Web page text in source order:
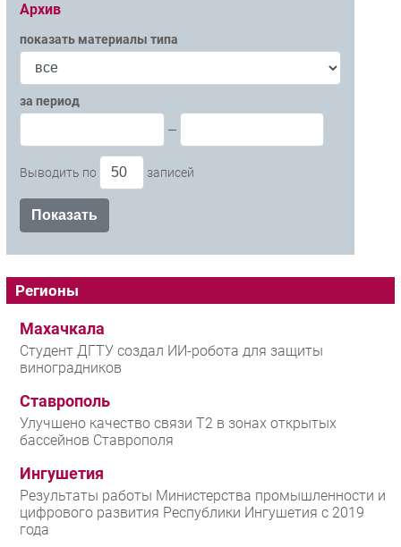
Архив
показать материалы типа
за период
—
Выводить по записей
Регионы
Махачкала
Студент ДГТУ создал ИИ-робота для защиты
виноградников
Ставрополь
Улучшено качество связи T2 в зонах открытых
бассейнов Ставрополя
Ингушетия
Результаты работы Министерства промышленности и
цифрового развития Республики Ингушетия с 2019
года